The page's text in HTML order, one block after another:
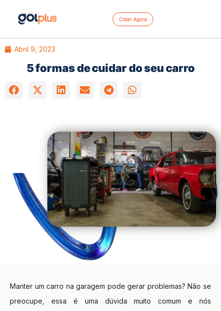
Cotar Agora
Abril 9, 2023
5 formas de cuidar do seu carro
Manter um carro na garagem pode gerar problemas? Não se
preocupe, essa é uma dúvida muito comum e nós